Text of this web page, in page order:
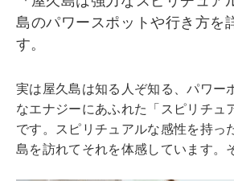
島のパワースポットや行き方を
す。
実は屋久島は知る人ぞ知る、パワー
なエナジーにあふれた「スピリチュ
です。スピリチュアルな感性を持っ
島を訪れてそれを体感しています。